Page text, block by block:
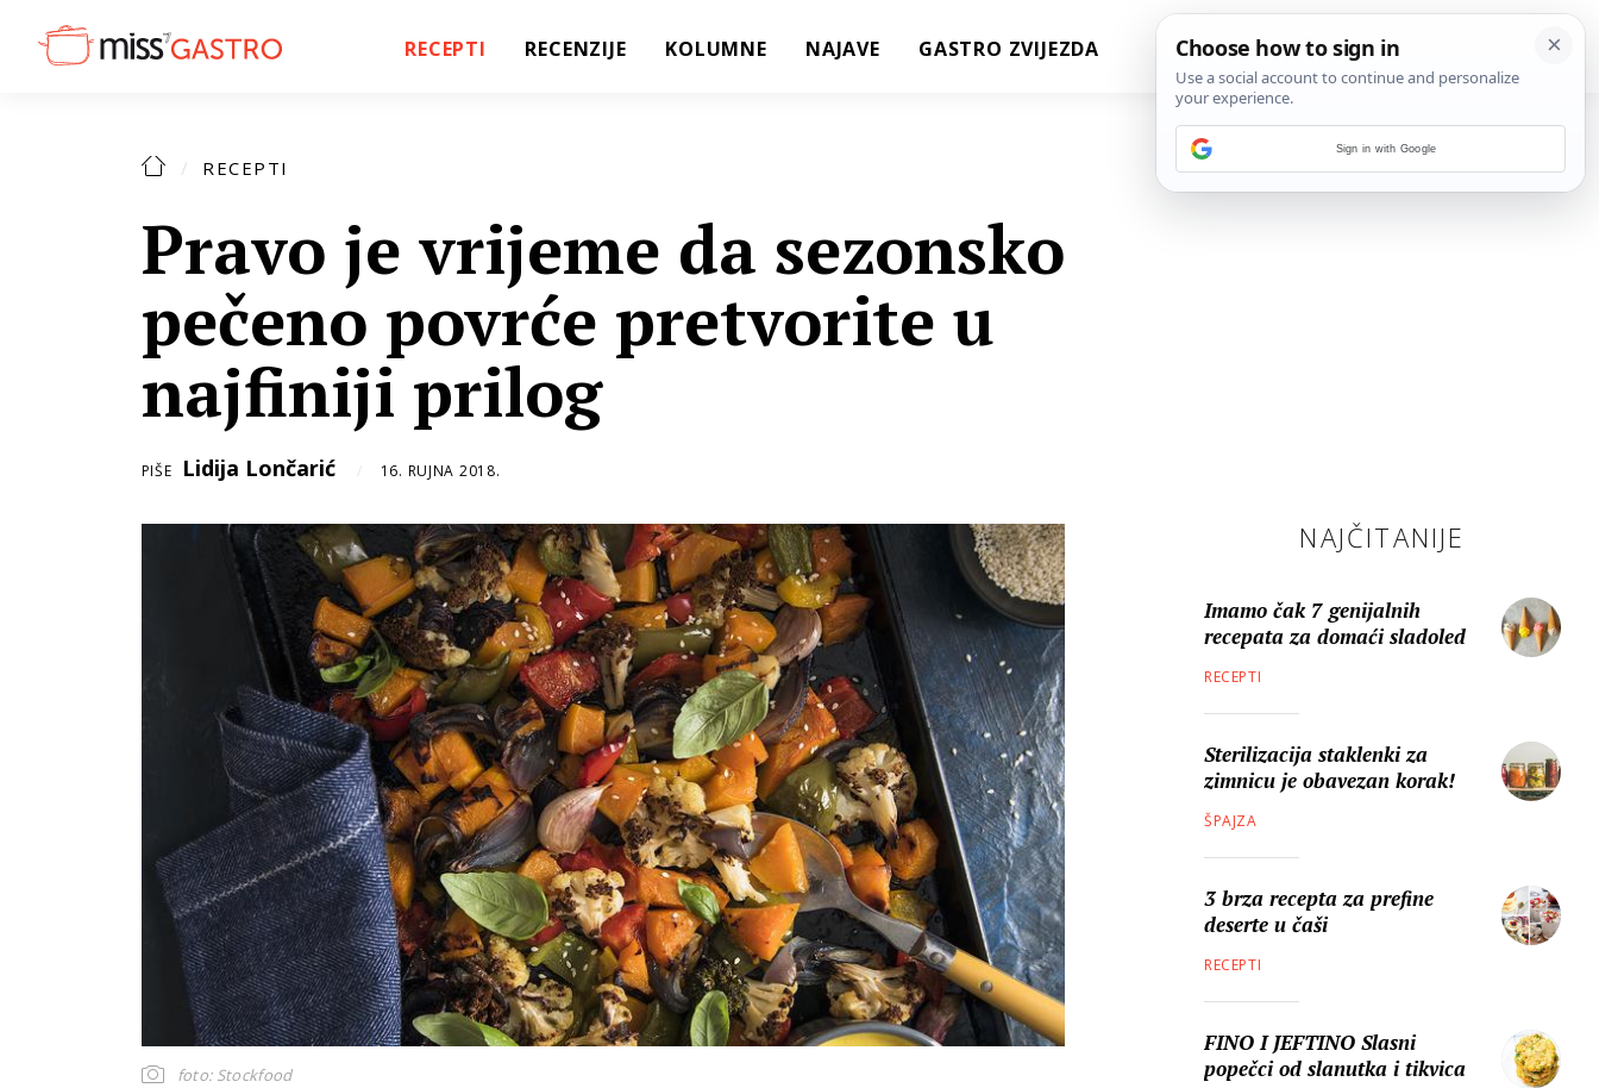
RECEPTI RECENZIJE KOLUMNE NAJAVE GASTRO ZVIJEZDA
RECEPTI
Pravo je vrijeme da sezonsko
pečeno povrće pretvorite u
najfiniji prilog
PIŠE Lidija Lončarić 16. RUJNA 2018.
foto: Stockfood
NAJČITANIJE
Imamo čak 7 genijalnih
recepata za domaći sladoled
RECEPTI
Sterilizacija staklenki za
zimnicu je obavezan korak!
ŠPAJZA
3 brza recepta za prefine
deserte u čaši
RECEPTI
FINO I JEFTINO Slasni
popečci od slanutka i tikvica
Sign in with Google